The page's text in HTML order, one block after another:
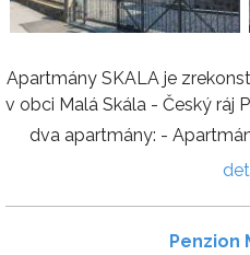
Apartmány SKALA je
v obci Malá Skála - Český ráj
dva apartmány: -
Penzion